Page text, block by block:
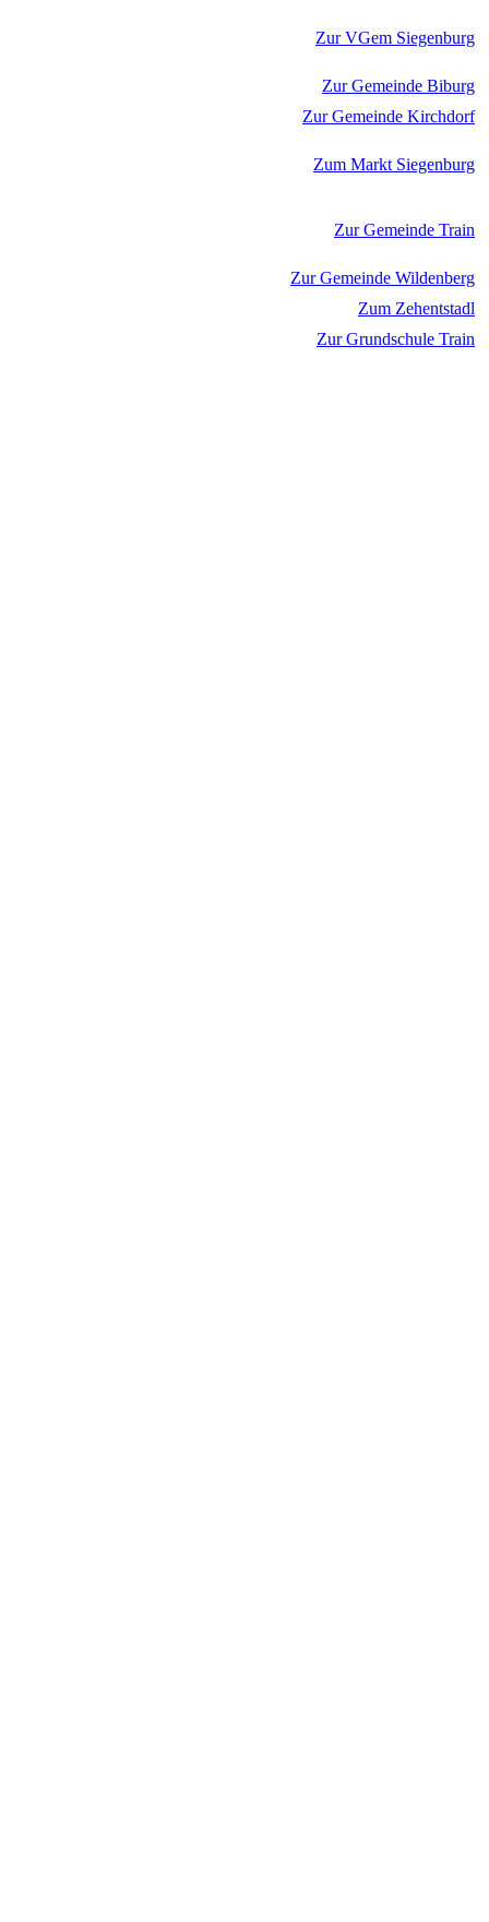
Zur VGem Siegenburg
Zur Gemeinde Biburg
Zur Gemeinde Kirchdorf
Zum Markt Siegenburg
Zur Gemeinde Train
Zur Gemeinde Wildenberg
Zum Zehentstadl
Zur Grundschule Train